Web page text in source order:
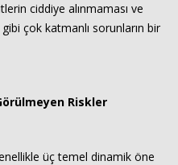
ciddiye alınmaması ve
çok katmanlı sorunların bir
Riskler
üç temel dinamik öne